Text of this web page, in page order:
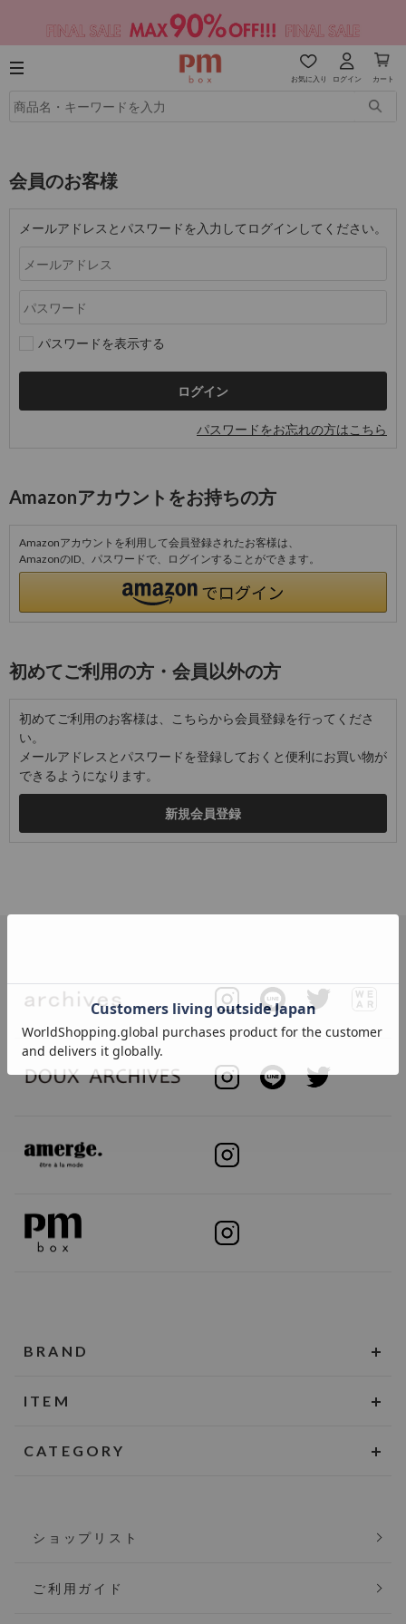
お気に入り ログイン カート
会員のお客様
メールアドレスとパスワードを入力してログインしてください。
パスワードを表示する
パスワードをお忘れの方はこちら
Amazonアカウントをお持ちの方
Amazonアカウントを利用して会員登録されたお客様は、
AmazonのID、パスワードで、ログインすることができます。
初めてご利用の方・会員以外の方
初めてご利用のお客様は、こちらから会員登録を行ってくださ
い。
メールアドレスとパスワードを登録しておくと便利にお買い物が
できるようになります。
BRAND
ITEM
CATEGORY
ショップリスト
ご利用ガイド